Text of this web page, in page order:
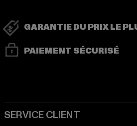
GARANTIE DU PRIX LE
PAIEMENT SÉCURISÉ